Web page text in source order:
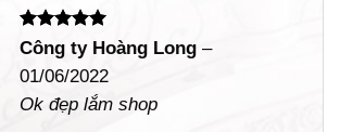
Được xếp
hạng5 5
sao
Công ty Hoàng Long–
01/06/2022
Ok đẹp lắm shop